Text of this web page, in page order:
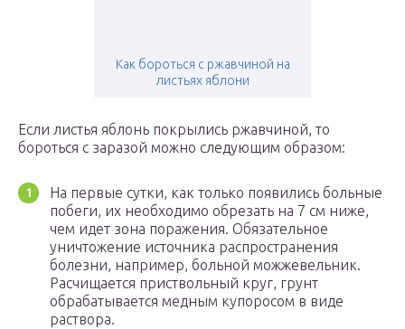
Как бороться с ржавчиной на
листьях яблони
Если листья яблонь покрылись ржавчиной, то
бороться с заразой можно следующим образом:
На первые сутки, как только появились больные
побеги, их необходимо обрезать на 7 см ниже,
чем идет зона поражения. Обязательное
уничтожение источника распространения
болезни, например, больной можжевельник.
Расчищается приствольный круг, грунт
обрабатывается медным купоросом в виде
раствора.